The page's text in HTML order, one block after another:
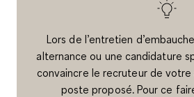
Lors de l’entretien
alternance ou une candidature
convaincre le recruteur de
poste proposé. Pour ce